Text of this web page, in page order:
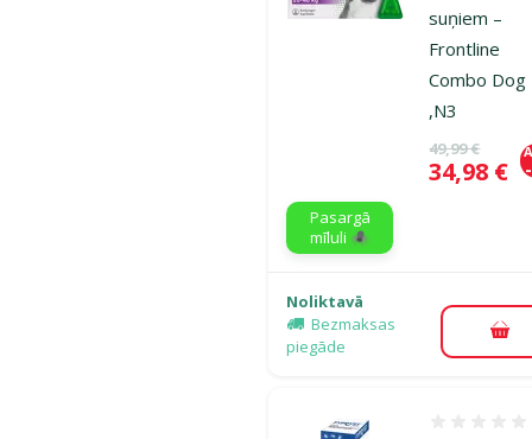
suņiem –
Frontline
Combo Dog
,N3
Oriģinālā
49,99 €
Cena
34,98 €
Pasargā
mīluli 🕷️
Noliktavā
Bezmaksas
piegāde